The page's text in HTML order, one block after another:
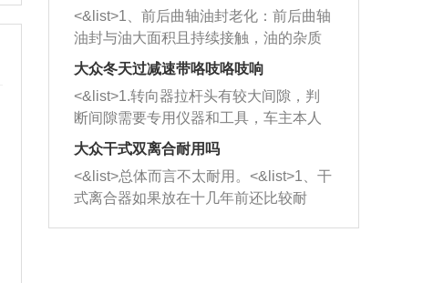
西取出来。但如果是因为积碳过多引起
的堵塞，就需要将三元催化器泡在草酸
洗剂对堵塞的情况得到解决，将清洗剂
放在燃油箱中，与燃油混合后，车辆启
动时，就可以和汽油一起进入到燃烧
室，最后形成废气排出，就可以让三元
催化器得到清洗，排气管堵塞的情况就
能够得到解决。
一圈半的练习，往右同样也要打相同的
圈数。 <&list>3、最后强调要反复练
习，这样就可以形成肌肉记忆，在真实
驾驶车辆时，不需要记忆也能打好方
向。
<&list>1、前后曲轴油封老化：前后曲轴
油封与油大面积且持续接触，油的杂质
和发动机内持续温度变化使其密封效果
逐渐减弱，导致渗油或漏油。<&list>2、
活塞间隙过大：积碳会使活塞环与缸体
的间隙扩大，导致机油流入燃烧室中，
造成烧机油。<&list>3、机油粘度。使用
机油粘度过小的话，同样会有烧机油现
象，机油粘度过小具有很好的流动性，
大众冬天过减速带咯吱咯吱响
<&list>1.转向器拉杆头有较大间隙，判
断间隙需要专用仪器和工具，车主本人
无法制作，需要将车辆送到修理厂或4s
店；<&list>2.车辆半轴套管防尘罩破
裂，破裂后会出现漏油现象，使半轴磨
损严重，磨损的半轴容易损坏，产生异
响；<&list>3.稳定器的转向胶套和球头
大众干式双离合耐用吗
<&list>总体而言不太耐用。<&list>1、干
式离合器如果放在十几年前还比较耐